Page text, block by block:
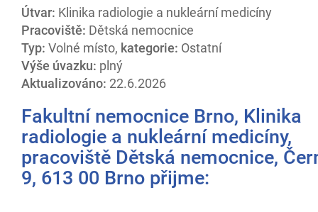
Útvar: Klinika radiologie a nukleární medicíny
Pracoviště: Dětská nemocnice
Typ: Volné místo, kategorie: Ostatní
Výše úvazku: plný
Aktualizováno: 22.6.2026
Fakultní nemocnice Brno, Klinika
radiologie a nukleární medicíny,
pracoviště Dětská nemocnice,
9, 613 00 Brno přijme: